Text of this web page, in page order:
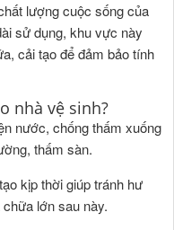
lượng cuộc sống của
sử dụng, khu vực này
cải tạo để đảm bảo tính
nhà vệ sinh?
nước, chống thấm xuống
thấm sàn.
kịp thời giúp tránh hư
lớn sau này.